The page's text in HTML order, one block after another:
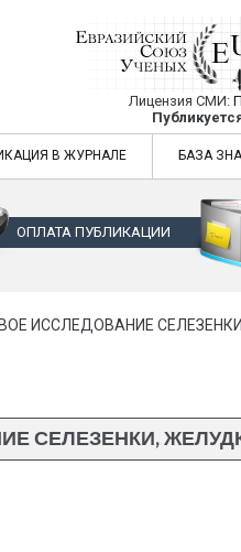
ЕвразийскийЛицензия СМИ:
Союз Ученых —
В ЖУРНАЛЕ БАЗА
ОПЛАТА ПУБЛИКАЦИИ
ИССЛЕДОВАНИЕ
СЕЛЕЗЕНКИ,